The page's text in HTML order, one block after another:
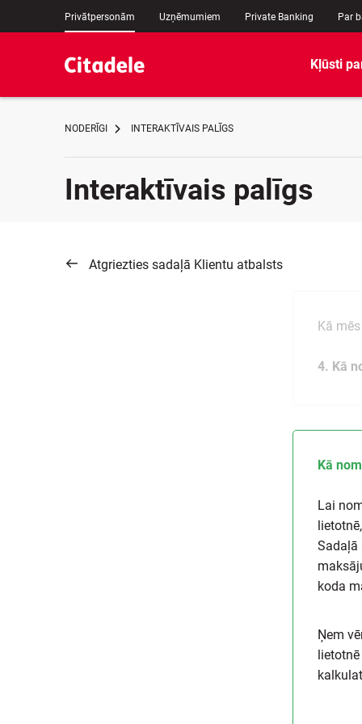
Privātpersonām Uzņēmumiem Private Banking Par
Kļūsti
NODERĪGI INTERAKTĪVAIS PALĪGS
Interaktīvais palīgs
Atgriezties sadaļā Klientu atbalsts
Kā
4. Kā
Kā
Lai
Sadaļā
koda
Ņem